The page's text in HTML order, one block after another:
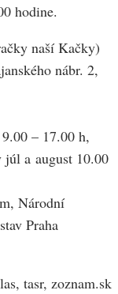
hodine.
naší Kačky)
nábr. 2,
– 17.00 h,
júl a august 10.00
Národní
Praha
tasr, zoznam.sk